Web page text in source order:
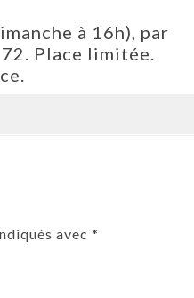
à 16h), par
Place limitée.
avec *